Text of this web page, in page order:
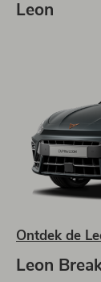
Leon
Ontdek de
Leon